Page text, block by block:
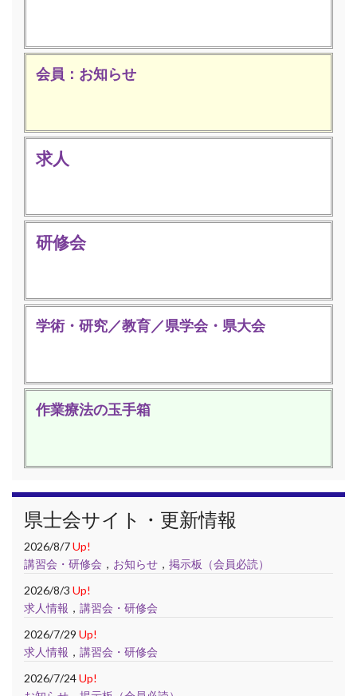
会員：お知らせ
求人
研修会
学術・研究／教育／県学会・県大会
作業療法の玉手箱
県士会サイト・更新情報
2026/8/7Up!
講習会・研修会 ， お知らせ ， 掲示板（会員必読）
2026/8/3 Up!
求人情報 ， 講習会・研修会
2026/7/29 Up!
求人情報 ， 講習会・研修会
2026/7/24Up!